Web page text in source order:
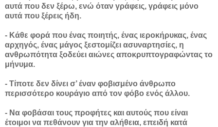
αυτά που δεν ξέρω, ενώ όταν γράφεις, γράφεις μόνο
αυτά που ξέρεις ήδη.
- Κάθε φορά που ένας ποιητής, ένας ιεροκήρυκας, ένας
αρχηγός, ένας μάγος ξεστομίζει ασυναρτησίες, η
ανθρωπότητα ξοδεύει αιώνες αποκρυπτογραφώντας το
μήνυμα.
- Τίποτε δεν δίνει σ’ έναν φοβισμένο άνθρωπο
περισσότερο κουράγιο από τον φόβο ενός άλλου.
- Να φοβάσαι τους προφήτες και αυτούς που είναι
έτοιμοι να πεθάνουν για την αλήθεια, επειδή κατά